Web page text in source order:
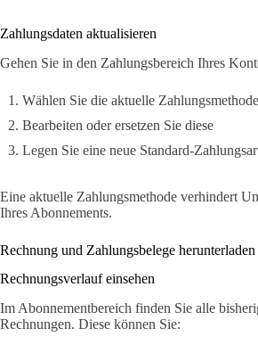
Zahlungsdaten aktualisieren
Gehen Sie in den Zahlungsbereich Ihres
Wählen Sie die aktuelle
Bearbeiten oder ersetzen Sie diese
Legen Sie eine neue Standard-
Eine aktuelle Zahlungsmethode verhindert
Ihres Abonnements.
Rechnung und Zahlungsbelege herunterladen
Rechnungsverlauf einsehen
Im Abonnementbereich finden Sie alle
Rechnungen. Diese können Sie: